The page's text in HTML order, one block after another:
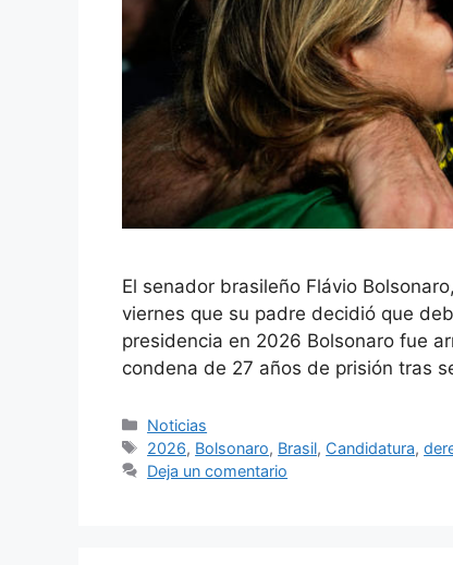
El senador brasileño Flávio
viernes que su padre decidió que
presidencia en 2026 Bolsonaro fue
condena de 27 años de prisión tras
Categorías
Noticias
Etiquetas
2026, Bolsonaro, Brasil, Candidatura,
Deja un comentario